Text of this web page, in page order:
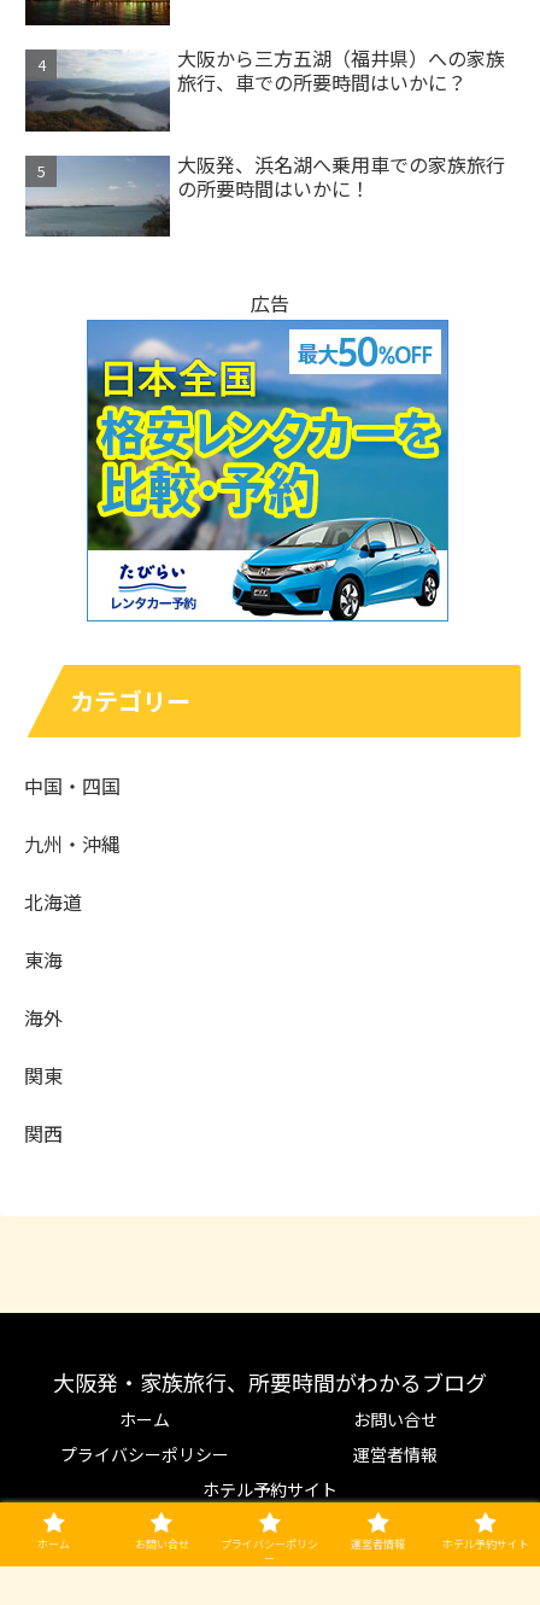
大阪から三方五湖（福井県）への家族
旅行、車での所要時間はいかに？
大阪発、浜名湖へ乗用車での家族旅行
の所要時間はいかに！
広告
カテゴリー
中国・四国
九州・沖縄
北海道
東海
海外
関東
関西
大阪発・家族旅行、所要時間がわかるブログ
ホーム
お問い合せ
プライバシーポリシー
運営者情報
ホテル予約サイト
© 2022 大阪発・家族旅行、所要時間がわかるブログ.
ホーム お問い合せ
プライバシーポリシ
ー
運営者情報 ホテル予約サイト